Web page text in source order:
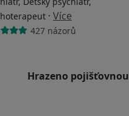
· Více
427 názorů
Hrazeno pojišťovnou